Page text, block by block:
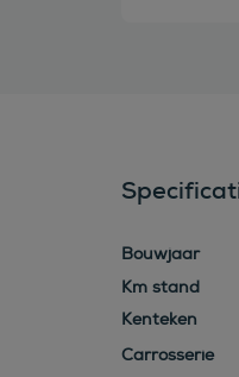
Bouwjaar
Kenteken
Carrosserie